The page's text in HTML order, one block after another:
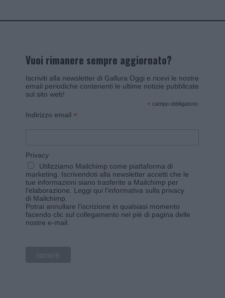
Vuoi rimanere sempre aggiornato?
Iscriviti alla newsletter di Gallura Oggi e ricevi le nostre
email periodiche contenenti le ultime notizie pubblicate
sul sito web!
* campo obbligatorio
Indirizzo email *
Privacy
Utilizziamo Mailchimp come piattaforma di
marketing. Iscrivendoti alla newsletter accetti che le
tue informazioni siano trasferite a Mailchimp per
l'elaborazione. Leggi qui l'informativa sulla privacy
di Mailchimp
Potrai annullare l'iscrizione in qualsiasi momento
facendo clic sul collegamento nel piè di pagina delle
nostre e-mail.